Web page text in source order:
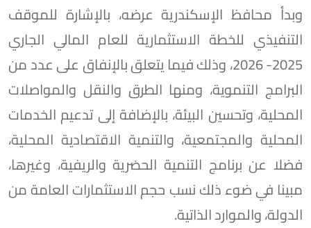
وبدأ محافظ الإسكندرية عرضه، بالإشارة للموقف
التنفيذي للخطة الاستثمارية للعام المالي الجاري
2025- 2026، وذلك فيما يتعلق بالإنفاق على عدد من
البرامج التنموية، ومنها الطرق والنقل والمواصلات
المحلية، وتحسين البيئة، بالإضافة إلى تدعيم الخدمات
المحلية والمجتمعية، والتنمية الاقتصادية المحلية،
فضلا عن برنامج التنمية الحضرية والريفية، وغيرها،
مبينا في ضوء ذلك نسب حجم الاستثمارات العامة من
الدولة، والموارد الذاتية.